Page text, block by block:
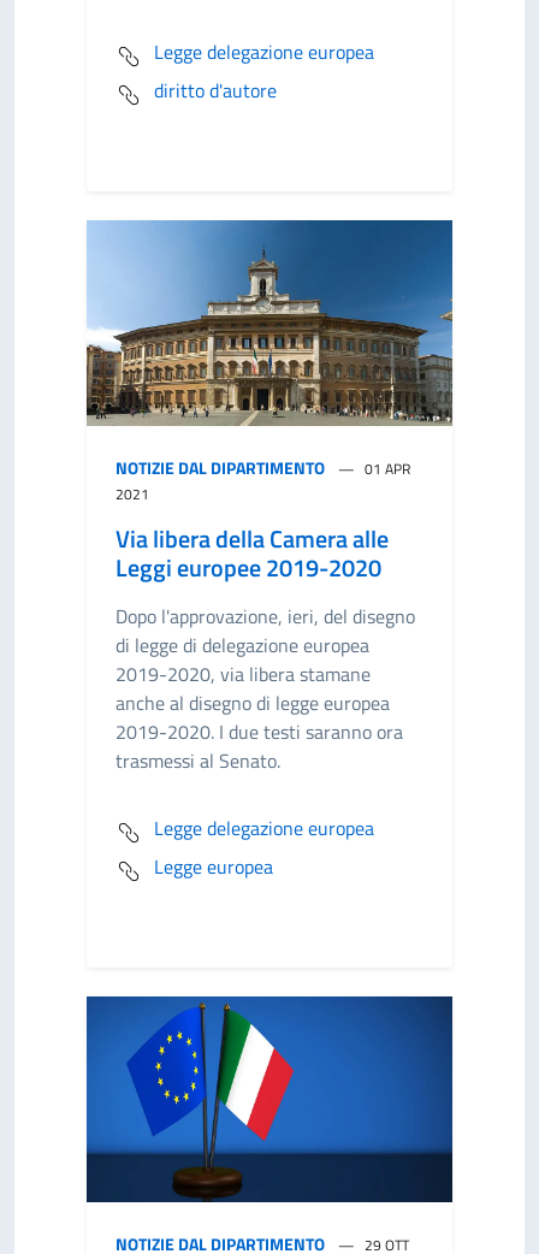
Legge delegazione europea
diritto d'autore
NOTIZIE DAL DIPARTIMENTO
01 APR
2021
Via libera della Camera alle
Leggi europee 2019-2020
Dopo l'approvazione, ieri, del disegno
di legge di delegazione europea
2019-2020, via libera stamane
anche al disegno di legge europea
2019-2020. I due testi saranno ora
trasmessi al Senato.
Legge delegazione europea
Legge europea
NOTIZIE DAL DIPARTIMENTO 29 OTT